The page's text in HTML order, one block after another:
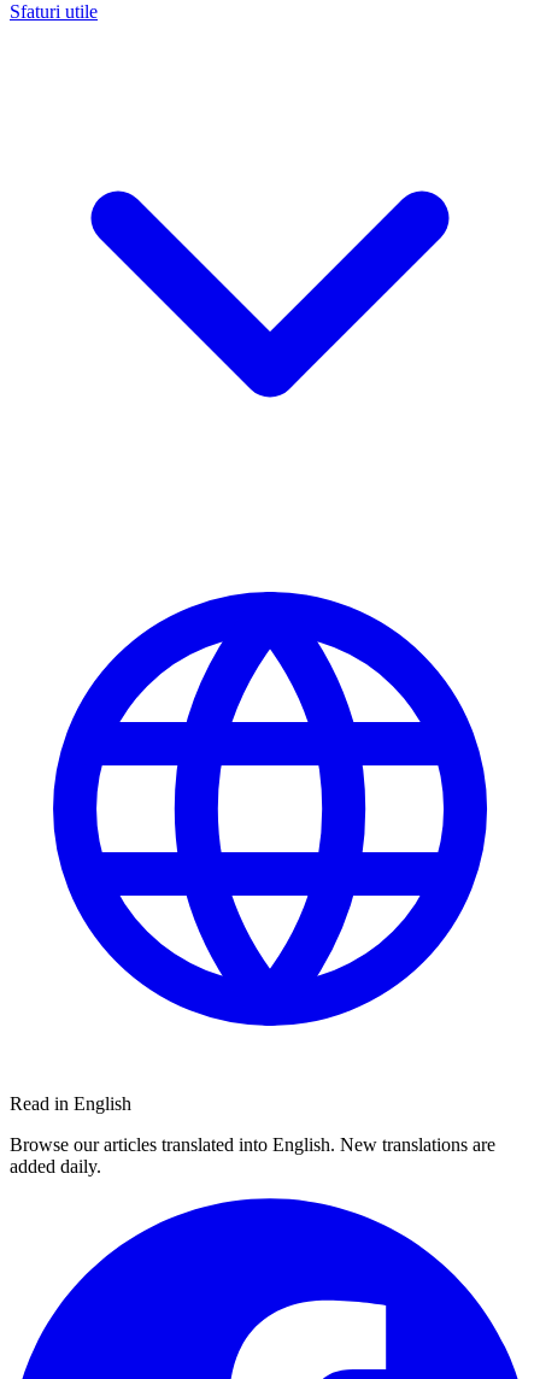
Sfaturi utile
Read in English
Browse our articles translated into English. New translations are
added daily.